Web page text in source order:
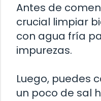
Antes de
crucial limpiar
con agua fría
impurezas.
Luego, puedes
un poco de sal